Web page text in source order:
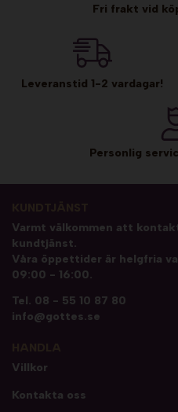
Fri frakt vid
Leveranstid 1-2 vardagar!
Personlig
Varmt välkommen att
kundtjänst.
Våra öppettider är helgfria
09:00 - 16:00.
Tel. 08 - 55 10 87 80
info@gottes.se
Villkor
Kontakta oss